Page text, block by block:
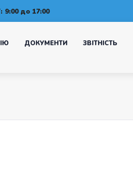
9:00 до 17:00
ДОКУМЕНТИ ЗВІТНІСТЬ